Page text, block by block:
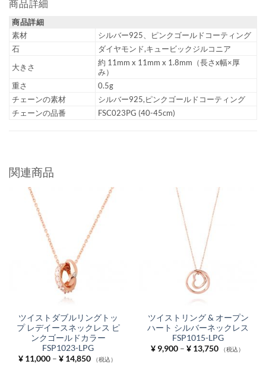
商品詳細
商品詳細
素材
シルバー925、ピンクゴールドコーティング
石
ダイヤモンド,キュービックジルコニア
大きさ
約 11mm x 11mm x 1.8mm（長さx幅×厚
み）
重さ
0.5g
チェーンの素材
シルバー925,ピンクゴールドコーティング
チェーンの品番
FSC023PG (40-45cm)
関連商品
ツイストダブルリングトッ
プ レデイースネックレス ピ
ンクゴールドカラー
FSP1023-LPG
¥11,000 – ¥14,850価
格
（税込）
ツイストリング & オープン
ハート シルバーネックレス
FSP1015-LPG
¥9,900 – ¥13,750価
格
（税込）